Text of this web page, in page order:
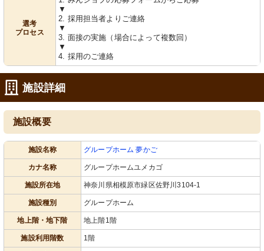
共有スペース
木の温もりが感じられるダイニングス
いでいます。
然と配置されており、使い勝手が良さ
そうです。
選考
プロセス
▼
2. 採用担当者よりご連絡
▼
3. 面接の実施（場合によって複数回）
▼
4. 採用のご連絡
施設詳細
施設概要
施設名称 グループホーム 夢かご
カナ名称 グループホームユメカゴ
施設所在地 神奈川県相模原市緑区佐野川3104-1
施設種別 グループホーム
地上階・地下階 地上階1階
施設利用階数 1階